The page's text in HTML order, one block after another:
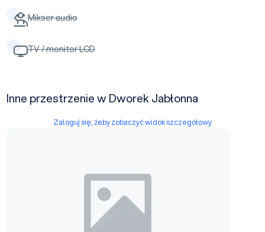
Mikser audio
TV / monitor LCD
Inne przestrzenie w Dworek Jabłonna
Zaloguj się, żeby zobaczyć widok szczegółowy